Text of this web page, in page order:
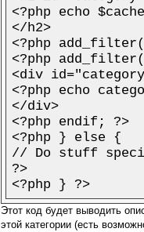
<?php echo
</h2>
<?php
<?php
<div
<?php echo
</div>
<?php endif; ?>
<?php } else {
// Do stuff
?>
<?php } ?>
Этот код будет выводить
этой категории (есть